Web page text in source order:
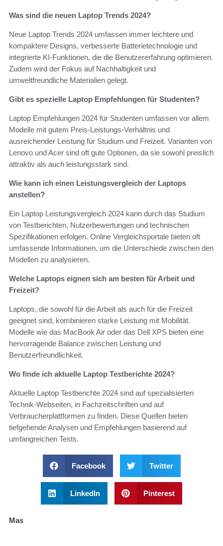
Was sind die neuen Laptop Trends 2024?
Neue Laptop Trends 2024 umfassen immer leichtere und
kompaktere Designs, verbesserte Batterietechnologie und
integrierte KI-Funktionen, die die Benutzererfahrung optimieren.
Zudem wird der Fokus auf Nachhaltigkeit und
umweltfreundliche Materialien gelegt.
Gibt es spezielle Laptop Empfehlungen für Studenten?
Laptop Empfehlungen 2024 für Studenten umfassen vor allem
Modelle mit gutem Preis-Leistungs-Verhältnis und
ausreichender Leistung für Studium und Freizeit. Varianten von
Lenovo und Acer sind oft gute Optionen, da sie sowohl preislich
attraktiv als auch leistungsstark sind.
Wie kann ich einen Leistungsvergleich der Laptops
anstellen?
Ein Laptop Leistungsvergleich 2024 kann durch das Studium
von Testberichten, Nutzerbewertungen und technischen
Spezifikationen erfolgen. Online Vergleichsportale bieten oft
umfassende Informationen, um die Unterschiede zwischen den
Modellen zu analysieren.
Welche Laptops eignen sich am besten für Arbeit und
Freizeit?
Laptops, die sowohl für die Arbeit als auch für die Freizeit
geeignet sind, kombinieren starke Leistung mit Mobilität.
Modelle wie das MacBook Air oder das Dell XPS bieten eine
hervorragende Balance zwischen Leistung und
Benutzerfreundlichkeit.
Wo finde ich aktuelle Laptop Testberichte 2024?
Aktuelle Laptop Testberichte 2024 sind auf spezialisierten
Technik-Webseiten, in Fachzeitschriften und auf
Verbraucherplattformen zu finden. Diese Quellen bieten
tiefgehende Analysen und Empfehlungen basierend auf
umfangreichen Tests.
Facebook Twitter
LinkedIn Pinterest
Mas